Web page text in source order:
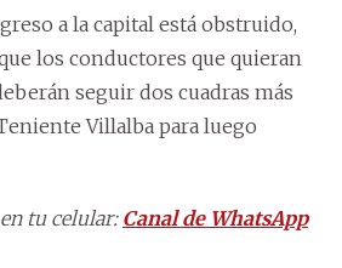
a la capital está obstruido,
los conductores que quieran
seguir dos cuadras más
Villalba para luego
tu celular: Canal de WhatsApp